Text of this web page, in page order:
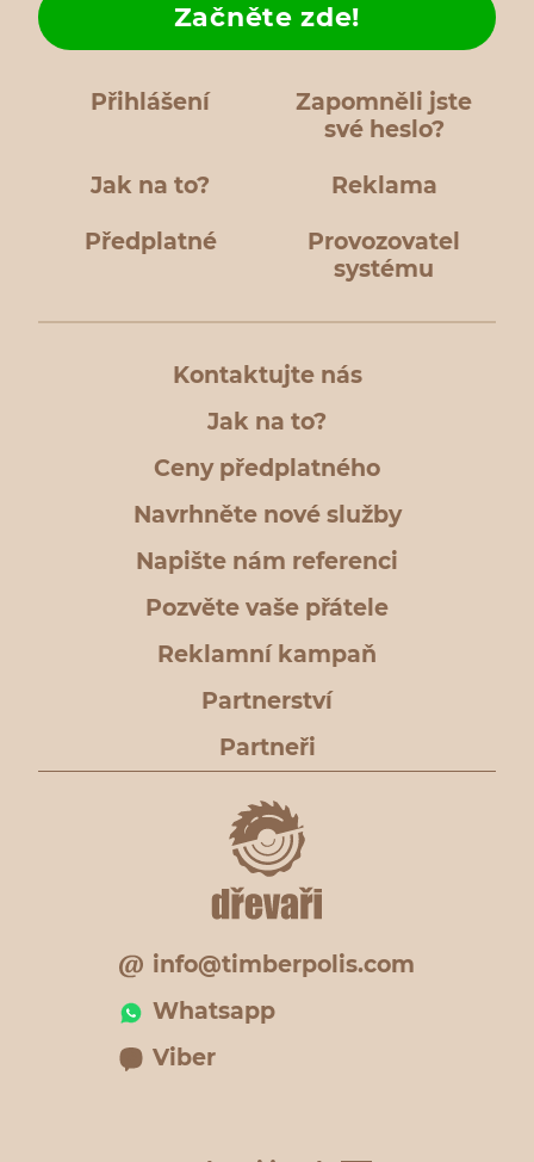
Přihlášení
Zapomněli jste
své heslo?
Jak na to?
Začněte zde!
Reklama
Předplatné
Provozovatel
systému
Kontaktujte nás
Jak na to?
Ceny předplatného
Navrhněte nové služby
Napište nám referenci
Pozvěte vaše přátele
Reklamní kampaň
Partnerství
Partneři
info@timberpolis.com
Whatsapp
Viber